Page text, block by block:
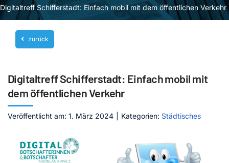
Themen
Blog
Unternehmen
Mediathek
Jetzt abonnieren
Digitaltreff Schifferstadt: Einfach mobil mit dem öffentlichen Verkehr
zurück
Digitaltreff Schifferstadt: Einfach mobil mit
dem öffentlichen Verkehr
Veröffentlicht am: 1. März 2024 Kategorien: Städtisches